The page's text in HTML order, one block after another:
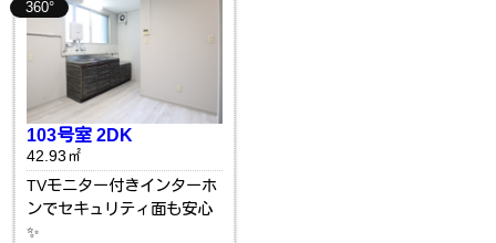
360°
103号室 2DK
42.93㎡
TVモニター付きインターホ
ンでセキュリティ面も安心
✨